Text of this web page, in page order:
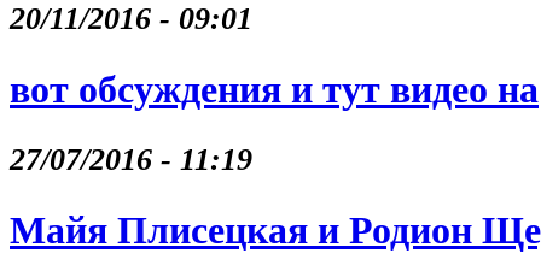
20/11/2016 - 09:01
вот обсуждения и тут видео на
27/07/2016 - 11:19
Майя Плисецкая и Родион